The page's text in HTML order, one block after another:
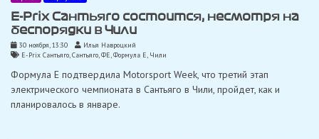
E-Prix Сантьяго состоится, несмотря на
беспорядки в Чили
30 ноября, 13:30
Илья Навроцкий
E-Prix Сантьяго,Сантьяго,ФЕ,Формула Е, Чили
Формула E подтвердила Motorsport Week, что третий этап
электрического чемпионата в Сантьяго в Чили, пройдет, как и
планировалось в январе.